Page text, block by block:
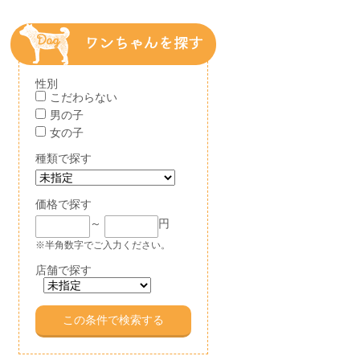
性別
こだわらない
男の子
女の子
種類で探す
価格で探す
～
円
※半角数字でご入力ください。
店舗で探す